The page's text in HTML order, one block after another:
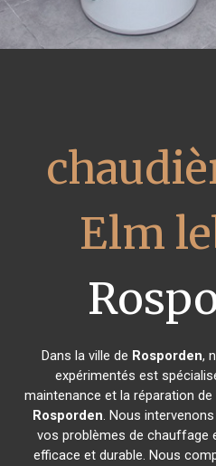
Elm
Dans la ville de Rosporden,
expérimentés est
maintenance et la réparation
Rosporden. Nous
vos problèmes de chauffage
efficace et durable. Nous